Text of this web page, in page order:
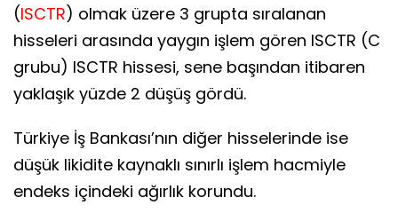
(ISCTR) olmak üzere 3 grupta sıralanan
hisseleri arasında yaygın işlem gören ISCTR (C
grubu) ISCTR hissesi, sene başından itibaren
yaklaşık yüzde 2 düşüş gördü.
Türkiye İş Bankası’nın diğer hisselerinde ise
düşük likidite kaynaklı sınırlı işlem hacmiyle
endeks içindeki ağırlık korundu.